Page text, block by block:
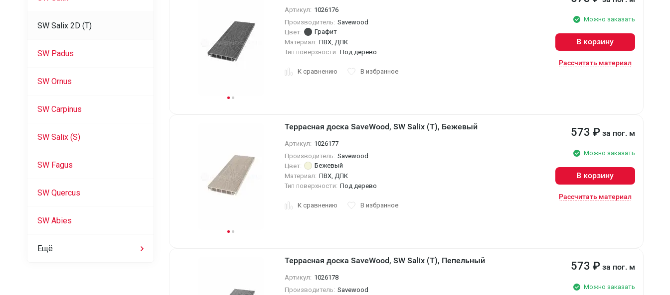
Артикул: 1026176
Производитель: Savewood
Цвет:
Графит
Материал: ПВХ, ДПК
Тип поверхности: Под дерево
К сравнению В избранное
Можно заказать
В корзину
Рассчитать материал
Террасная доска SaveWood, SW Salix (T), Бежевый
Артикул: 1026177
Производитель: Savewood
Цвет:
Бежевый
Материал: ПВХ, ДПК
Тип поверхности: Под дерево
К сравнению В избранное
573 ₽ за пог. м
Можно заказать
В корзину
Рассчитать материал
Террасная доска SaveWood, SW Salix (T), Пепельный
Артикул: 1026178
Производитель: Savewood
573 ₽ за пог. м
Можно заказать
SW Salix 2D (Т)
SW Padus
SW Ornus
SW Carpinus
SW Salix (S)
SW Fagus
SW Quercus
SW Abies
Ещё